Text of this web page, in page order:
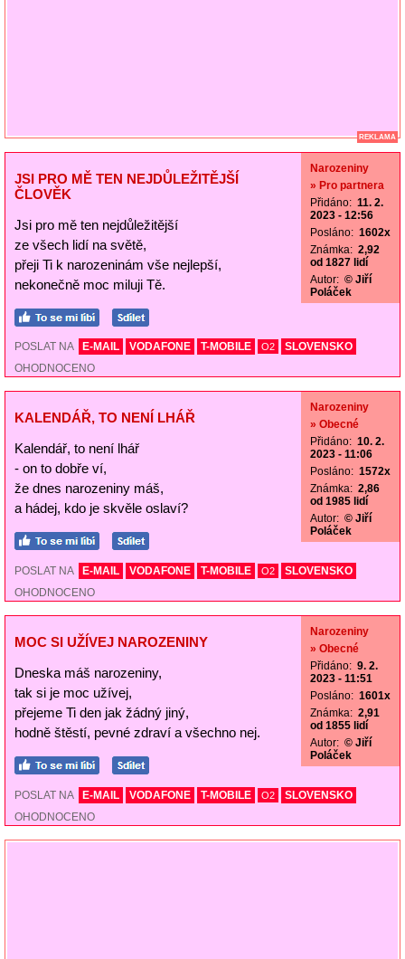
REKLAMA
JSI PRO MĚ TEN NEJDŮLEŽITĚJŠÍ
ČLOVĚK
Jsi pro mě ten nejdůležitější
ze všech lidí na světě,
přeji Ti k narozeninám vše nejlepší,
nekonečně moc miluji Tě.
Narozeniny
» Pro partnera
Přidáno: 11. 2.
2023 - 12:56
Posláno: 1602x
Známka: 2,92
od 1827 lidí
Autor: © Jiří
Poláček
POSLAT NA E-MAIL VODAFONE T-MOBILE O2
SLOVENSKO
OHODNOCENO
KALENDÁŘ, TO NENÍ LHÁŘ
Kalendář, to není lhář
- on to dobře ví,
že dnes narozeniny máš,
a hádej, kdo je skvěle oslaví?
Narozeniny
» Obecné
Přidáno: 10. 2.
2023 - 11:06
Posláno: 1572x
Známka: 2,86
od 1985 lidí
Autor: © Jiří
Poláček
POSLAT NA E-MAIL VODAFONE T-MOBILE O2
SLOVENSKO
OHODNOCENO
MOC SI UŽÍVEJ NAROZENINY
Dneska máš narozeniny,
tak si je moc užívej,
přejeme Ti den jak žádný jiný,
hodně štěstí, pevné zdraví a všechno nej.
Narozeniny
» Obecné
Přidáno: 9. 2.
2023 - 11:51
Posláno: 1601x
Známka: 2,91
od 1855 lidí
Autor: © Jiří
Poláček
POSLAT NA E-MAIL VODAFONE T-MOBILE O2
SLOVENSKO
OHODNOCENO